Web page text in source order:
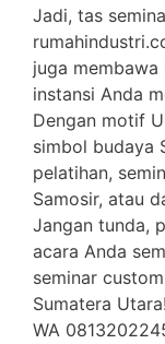
Jadi, tas
juga
instansi Anda
Dengan motif
simbol budaya
pelatihan,
Samosir, atau
Jangan tunda,
acara Anda
seminar
Sumatera
WA